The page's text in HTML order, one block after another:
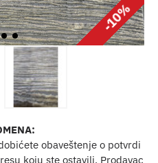
-10%
obaveštenje o potvrdi
koju ste ostavili. Prodavac